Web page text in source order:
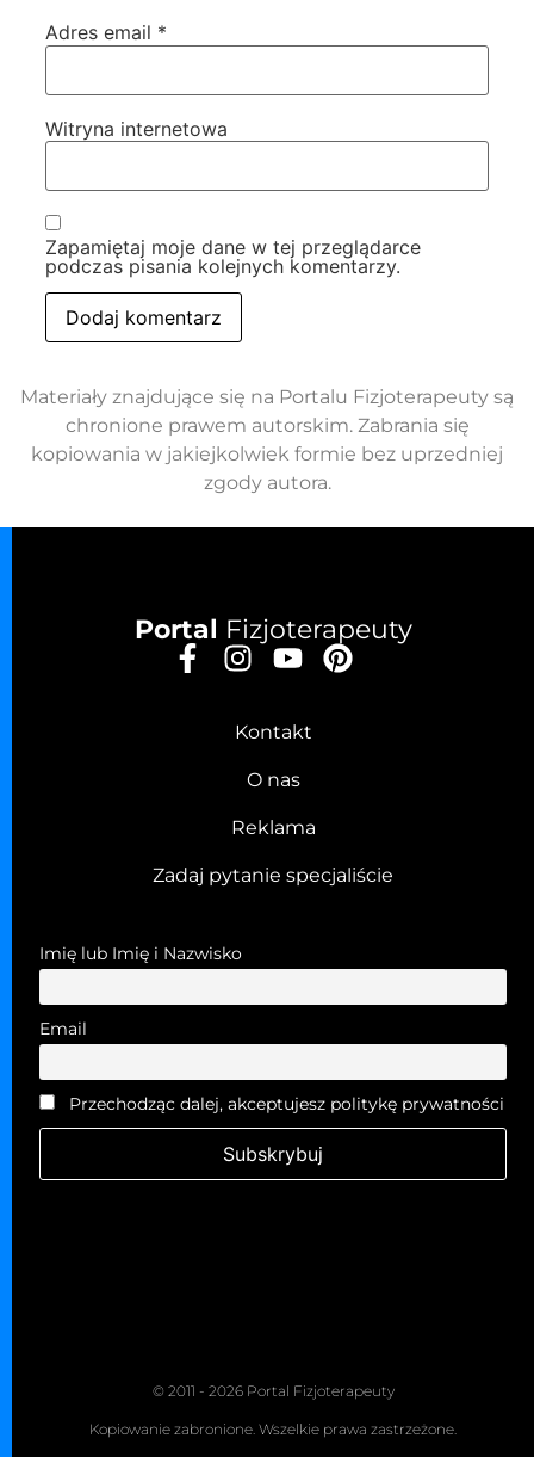
Adres email *
Witryna internetowa
Zapamiętaj moje dane w tej przeglądarce
podczas pisania kolejnych komentarzy.
Materiały znajdujące się na Portalu Fizjoterapeuty są
chronione prawem autorskim. Zabrania się
kopiowania w jakiejkolwiek formie bez uprzedniej
zgody autora.
Portal Fizjoterapeuty
Kontakt
O nas
Reklama
Zadaj pytanie specjaliście
Imię lub Imię i Nazwisko
Email
Przechodząc dalej, akceptujesz politykę prywatności
© 2011 - 2026 Portal Fizjoterapeuty
Kopiowanie zabronione. Wszelkie prawa zastrzeżone.